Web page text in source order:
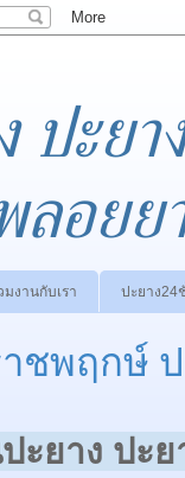
ปะย
ลอยย
มงานกับเรา ปะยาง24
ชพฤกษ์
ะยาง ปะ